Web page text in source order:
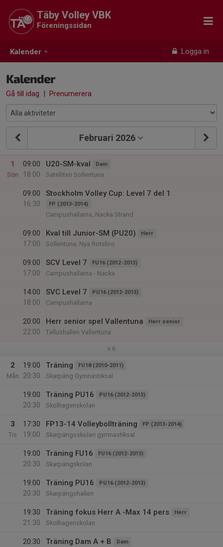
Kalender Logga in
Täby Volley VBK
Föreningssidan
Kalender
Gå till idag | Prenumerera
Februari 2026
1
Sön
09:00
18:00
U20-SM-kval Dam
Satelliten Sollentuna
09:00
16:30
Stockholm Volley Cup: Level 7 del 1
FP (2013-2014)
Campushallarna, Nacka Strand
09:00
17:00
Kval till Junior-SM (PU20) Herr
Sollentuna, Nya Rotebro
09:00
17:00
SCV Level 7 FU16 (2012-2013)
Campushallarna - Nacka
14:00
18:00
SVC Level 7 PU16 (2012-2013)
Campushallarna
20:00
22:00
Herr senior spel Vallentuna Herr senior
Tellushallen Vallentuna
v.6
2
Mån
19:00
20:30
Träning FU18 (2010-2011)
Skarpäng Gymnastiksal
19:00
20:30
Träning PU16 PU16 (2012-2013)
Skolhagenskolan
3
Tis
17:30
19:00
FP13-14 Volleybollträning FP (2013-2014)
Skarpängsskolan gymnastiksal
19:00
20:30
Träning FU16 FU16 (2012-2013)
Skarpängskolan
19:00
20:30
Träning PU16 PU16 (2012-2013)
Skarpängshallen
19:30
21:30
Träning fokus Herr A -Max 14 pers Herr
Skolhagenskolan
20:30
Träning Dam A + B Dam